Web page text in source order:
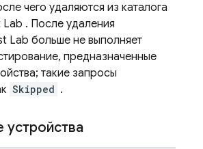
чего удаляются из каталога
Lab . После удаления
Lab больше не выполняет
предназначенные
такие запросы
Skipped .
устройства